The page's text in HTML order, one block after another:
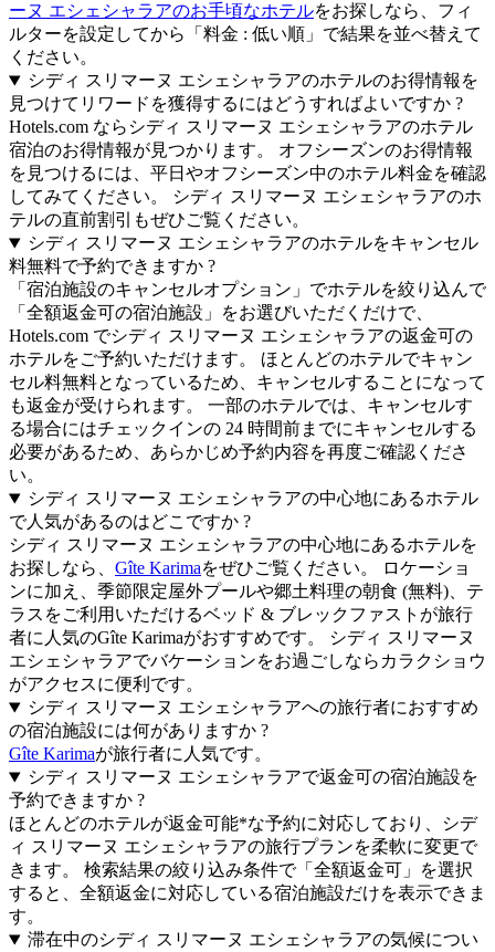
ーヌ エシェシャラアのお手頃なホテルをお探しなら、フィ
ルターを設定してから「料金 : 低い順」で結果を並べ替えて
ください。
シディ スリマーヌ エシェシャラアのホテルのお得情報を
見つけてリワードを獲得するにはどうすればよいですか ?
Hotels.com ならシディ スリマーヌ エシェシャラアのホテル
宿泊のお得情報が見つかります。 オフシーズンのお得情報
を見つけるには、平日やオフシーズン中のホテル料金を確認
してみてください。 シディ スリマーヌ エシェシャラアのホ
テルの直前割引もぜひご覧ください。
シディ スリマーヌ エシェシャラアのホテルをキャンセル
料無料で予約できますか ?
「宿泊施設のキャンセルオプション」でホテルを絞り込んで
「全額返金可の宿泊施設」をお選びいただくだけで、
Hotels.com でシディ スリマーヌ エシェシャラアの返金可の
ホテルをご予約いただけます。 ほとんどのホテルでキャン
セル料無料となっているため、キャンセルすることになって
も返金が受けられます。 一部のホテルでは、キャンセルす
る場合にはチェックインの 24 時間前までにキャンセルする
必要があるため、あらかじめ予約内容を再度ご確認くださ
い。
シディ スリマーヌ エシェシャラアの中心地にあるホテル
で人気があるのはどこですか ?
シディ スリマーヌ エシェシャラアの中心地にあるホテルを
お探しなら、 Gîte Karimaをぜひご覧ください。 ロケーショ
ンに加え、季節限定屋外プールや郷土料理の朝食 (無料)、テ
ラスをご利用いただけるベッド & ブレックファストが旅行
者に人気のGîte Karimaがおすすめです。 シディ スリマーヌ
エシェシャラアでバケーションをお過ごしならカラクショウ
がアクセスに便利です。
シディ スリマーヌ エシェシャラアへの旅行者におすすめ
の宿泊施設には何がありますか ?
Gîte Karimaが旅行者に人気です。
シディ スリマーヌ エシェシャラアで返金可の宿泊施設を
予約できますか ?
ほとんどのホテルが返金可能*な予約に対応しており、シデ
ィ スリマーヌ エシェシャラアの旅行プランを柔軟に変更で
きます。 検索結果の絞り込み条件で「全額返金可」を選択
すると、全額返金に対応している宿泊施設だけを表示できま
す。
滞在中のシディ スリマーヌ エシェシャラアの気候につい